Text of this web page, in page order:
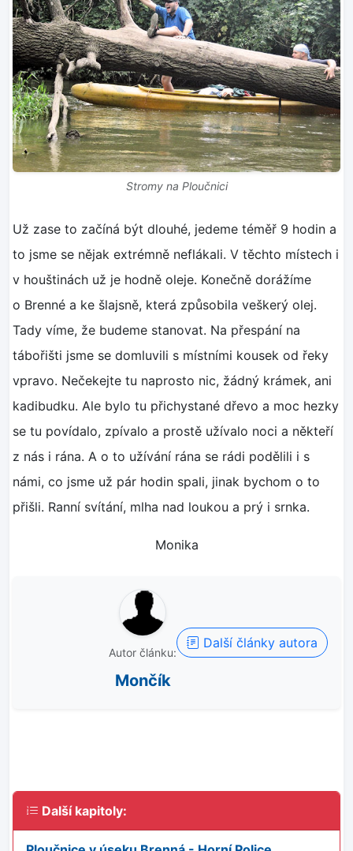
Stromy na Ploučnici
Už zase to začíná být dlouhé, jedeme téměř 9 hodin a
to jsme se nějak extrémně neflákali. V těchto místech i
v houštinách už je hodně oleje. Konečně dorážíme
o Brenné a ke šlajsně, která způsobila veškerý olej.
Tady víme, že budeme stanovat. Na přespání na
tábořišti jsme se domluvili s místními kousek od řeky
vpravo. Nečekejte tu naprosto nic, žádný krámek, ani
kadibudku. Ale bylo tu přichystané dřevo a moc hezky
se tu povídalo, zpívalo a prostě užívalo noci a někteří
z nás i rána. A o to užívání rána se rádi podělili i s
námi, co jsme už pár hodin spali, jinak bychom o to
přišli. Ranní svítání, mlha nad loukou a prý i srnka.
Monika
Autor článku:
Mončík
Další články autora
Další kapitoly: